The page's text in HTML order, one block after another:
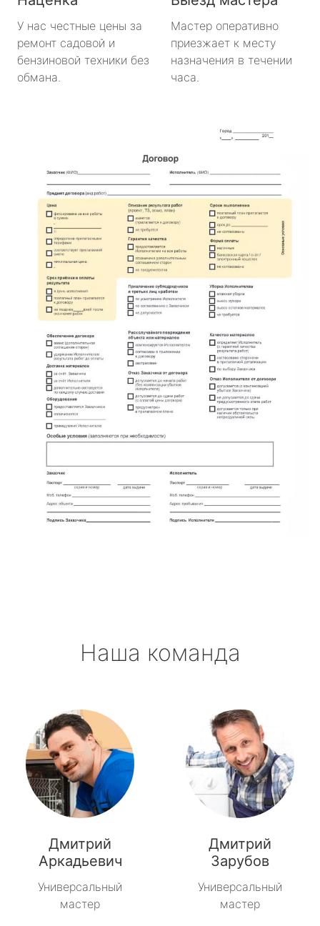
У нас честные цены за
ремонт садовой и
бензиновой техники без
обмана.
Мастер оперативно
приезжает к месту
назначения в течении
часа.
Наша команда
Дмитрий
Аркадьевич
Универсальный
мастер
Дмитрий
Зарубов
Универсальный
мастер